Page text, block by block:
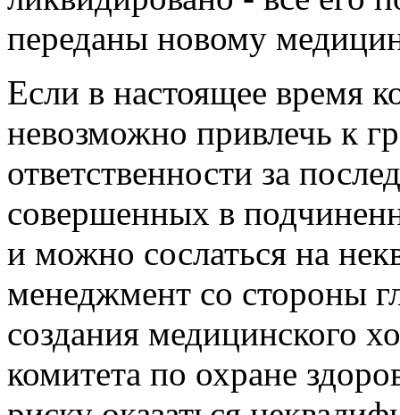
переданы новому
Если в настоящее время
невозможно привлечь к
ответственности за
совершенных в
и можно сослаться на
менеджмент со стороны
создания медицинского
комитета по охране